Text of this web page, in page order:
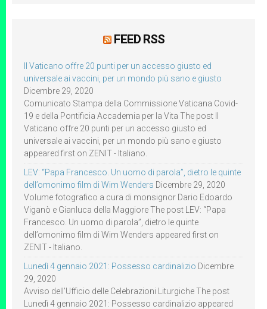
FEED RSS
Il Vaticano offre 20 punti per un accesso giusto ed
universale ai vaccini, per un mondo più sano e giusto
Dicembre 29, 2020
Comunicato Stampa della Commissione Vaticana Covid-
19 e della Pontificia Accademia per la Vita The post Il
Vaticano offre 20 punti per un accesso giusto ed
universale ai vaccini, per un mondo più sano e giusto
appeared first on ZENIT - Italiano.
LEV: “Papa Francesco. Un uomo di parola”, dietro le quinte
dell’omonimo film di Wim Wenders Dicembre 29, 2020
Volume fotografico a cura di monsignor Dario Edoardo
Viganò e Gianluca della Maggiore The post LEV: “Papa
Francesco. Un uomo di parola”, dietro le quinte
dell’omonimo film di Wim Wenders appeared first on
ZENIT - Italiano.
Lunedì 4 gennaio 2021: Possesso cardinalizio Dicembre
29, 2020
Avviso dell’Ufficio delle Celebrazioni Liturgiche The post
Lunedì 4 gennaio 2021: Possesso cardinalizio appeared